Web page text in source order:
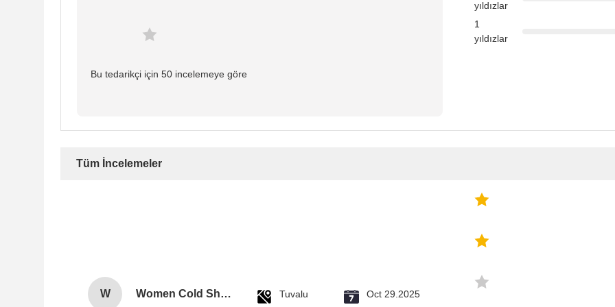
Bu tedarikçi için 50 incelemeye göre
yıldızlar
1
yıldızlar
Tüm İncelemeler
W Women Cold Shoulder V Neck Rayon Blouse Tuvalu Oct 29.2025